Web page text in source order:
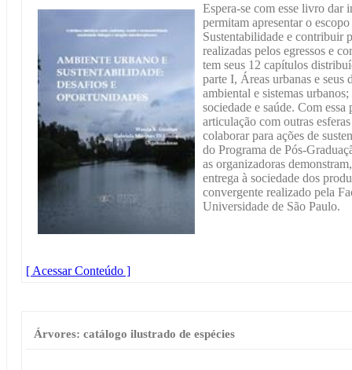
Espera-se com esse livro dar
permitam apresentar o
Sustentabilidade e contribuir
realizadas pelos egressos e
tem seus 12 capítulos
parte I, Áreas urbanas e seus
ambiental e sistemas
sociedade e saúde. Com
articulação com outras
colaborar para ações de
do Programa de Pós-
as organizadoras
entrega à sociedade dos
convergente realizado pela
Universidade de São Paulo.
[ Acessar Conteúdo ]
Árvores: catálogo ilustrado de espécies